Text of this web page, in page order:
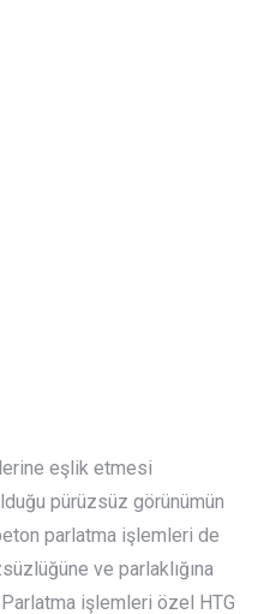
eşlik etmesi
pürüzsüz görünümün
parlatma işlemleri de
ve parlaklığına
Parlatma işlemleri özel HTG